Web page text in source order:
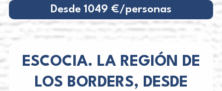
Desde 1049 €/personas
ESCOCIA. LA REGIÓN DE
LOS BORDERS, DESDE